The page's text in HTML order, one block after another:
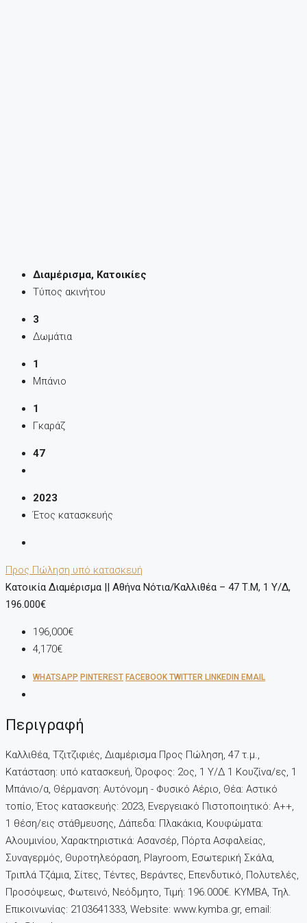
Διαμέρισμα, Κατοικίες
Τύπος ακινήτου
3
Δωμάτια
1
Μπάνιο
1
Γκαράζ
47
2023
Έτος κατασκευής
Προς Πώληση υπό κατασκευή
Κατοικία Διαμέρισμα || Αθήνα Νότια/Καλλιθέα – 47 Τ.μ, 1 Υ/Δ,
196.000€
196,000€
4,170€
WHATSAPP PINTEREST FACEBOOK TWITTER LINKEDIN EMAIL
Περιγραφή
Καλλιθέα, Τζιτζιφιές, Διαμέρισμα Προς Πώληση, 47 τ.μ.,
Κατάσταση: υπό κατασκευή, Όροφος: 2ος, 1 Υ/Δ 1 Κουζίνα/ες, 1
Μπάνιο/α, Θέρμανση: Αυτόνομη - Φυσικό Αέριο, Θέα: Αστικό
τοπίο, Έτος κατασκευής: 2023, Ενεργειακό Πιστοποιητικό: Α++,
1 θέση/εις στάθμευσης, Δάπεδα: Πλακάκια, Kουφώματα:
Αλουμινίου, Χαρακτηριστικά: Ασανσέρ, Πόρτα Ασφαλείας,
Συναγερμός, Θυροτηλεόραση, Playroom, Εσωτερική Σκάλα,
Τριπλά Τζάμια, Σίτες, Τέντες, Βεράντες, Επενδυτικό, Πολυτελές,
Προσόψεως, Φωτεινό, Νεόδμητο, Τιμή: 196.000€. KYMBA, Τηλ.
Επικοινωνίας: 2103641333, Website: www.kymba.gr, email: